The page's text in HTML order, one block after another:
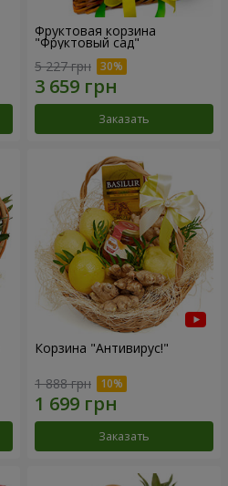
Фруктовая корзина
"Фруктовый сад"
5 227 грн
Заказать
Корзина "Антивирус!"
1 888 грн
Заказать